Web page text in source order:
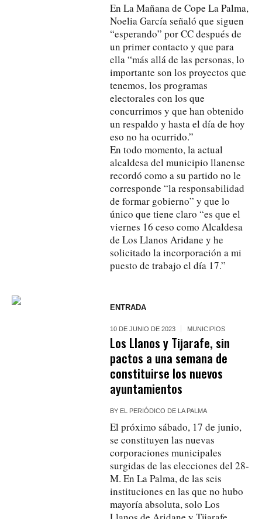
En La Mañana de Cope La Palma,
Noelia García señaló que siguen
“esperando” por CC después de
un primer contacto y que para
ella “más allá de las personas, lo
importante son los proyectos que
tenemos, los programas
electorales con los que
concurrimos y que han obtenido
un respaldo y hasta el día de hoy
eso no ha ocurrido.”
En todo momento, la actual
alcaldesa del municipio llanense
recordó como a su partido no le
corresponde “la responsabilidad
de formar gobierno” y que lo
único que tiene claro “es que el
viernes 16 ceso como Alcaldesa
de Los Llanos Aridane y he
solicitado la incorporación a mi
puesto de trabajo el día 17.”
ENTRADA
10 DE JUNIO DE 2023 MUNICIPIOS
Los Llanos y Tijarafe, sin
pactos a una semana de
constituirse los nuevos
ayuntamientos
BY EL PERIÓDICO DE LA PALMA
El próximo sábado, 17 de junio,
se constituyen las nuevas
corporaciones municipales
surgidas de las elecciones del 28-
M. En La Palma, de las seis
instituciones en las que no hubo
mayoría absoluta, solo Los